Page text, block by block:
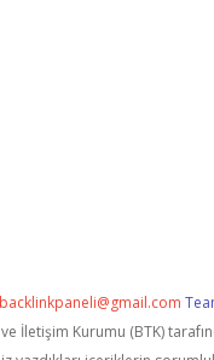
backlinkpaneli@gmail.com
İletişim Kurumu (BTK)